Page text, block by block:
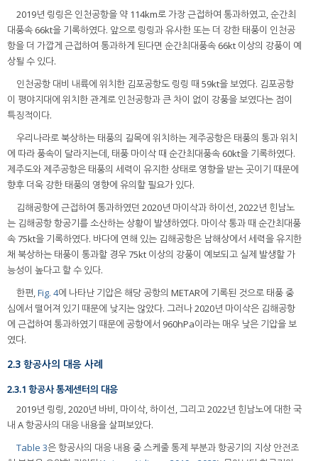
2019년 링링은 인천공항을 약 114km로 가장 근접하여 통과하였고, 순간최
대풍속 66kt을 기록하였다. 앞으로 링링과 유사한 또는 더 강한 태풍이 인천공
항을 더 가깝게 근접하여 통과하게 된다면 순간최대풍속 66kt 이상의 강풍이 예
상될 수 있다.
인천공항 대비 내륙에 위치한 김포공항도 링링 때 59kt을 보였다. 김포공항
이 평야지대에 위치한 관계로 인천공항과 큰 차이 없이 강풍을 보였다는 점이
특징적이다.
우리나라로 북상하는 태풍의 길목에 위치하는 제주공항은 태풍의 통과 위치
에 따라 풍속이 달라지는데, 태풍 마이삭 때 순간최대풍속 60kt을 기록하였다.
제주도와 제주공항은 태풍의 세력이 유지한 상태로 영향을 받는 곳이기 때문에
향후 더욱 강한 태풍의 영향에 유의할 필요가 있다.
김해공항에 근접하여 통과하였던 2020년 마이삭과 하이선, 2022년 힌남노
는 김해공항 항공기를 소산하는 상황이 발생하였다. 마이삭 통과 때 순간최대풍
속 75kt을 기록하였다. 바다에 연해 있는 김해공항은 남해상에서 세력을 유지한
채 북상하는 태풍이 통과할 경우 75kt 이상의 강풍이 예보되고 실제 발생할 가
능성이 높다고 할 수 있다.
한편,Fig. 4에 나타난 기압은 해당 공항의 METAR에 기록된 것으로 태풍 중
심에서 떨어져 있기 때문에 낮지는 않았다. 그러나 2020년 마이삭은 김해공항
에 근접하여 통과하였기 때문에 공항에서 960hPa이라는 매우 낮은 기압을 보
였다.
2.3 항공사의 대응 사례
2.3.1 항공사 통제센터의 대응
2019년 링링, 2020년 바비, 마이삭, 하이선, 그리고 2022년 힌남노에 대한 국
내 A 항공사의 대응 내용을 살펴보았다.
Table 3은 항공사의 대응 내용 중 스케줄 통제 부분과 항공기의 지상 안전조